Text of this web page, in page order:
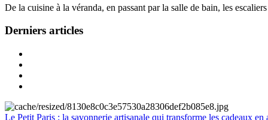
De la cuisine à la véranda, en passant par la salle de bain, les
Derniers articles
Le Petit Paris : la savonnerie artisanale qui transforme les cadeaux en